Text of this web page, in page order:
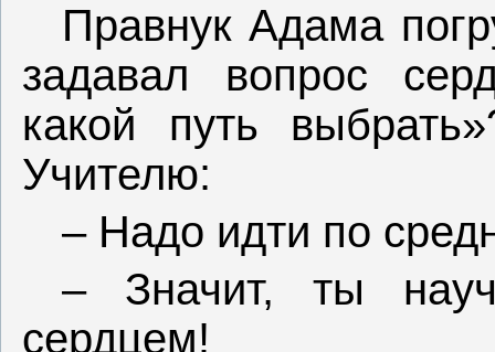
Правнук Адама
задавал вопрос
какой путь
Учителю:
– Надо идти по
– Значит, ты
сердцем!